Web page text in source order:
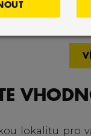
Pokud si
lokalitu pro